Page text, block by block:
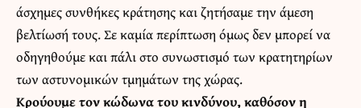
άσχημες συνθήκες κράτησης και ζητήσαμε την άμεση
βελτίωσή τους. Σε καμία περίπτωση όμως δεν μπορεί να
οδηγηθούμε και πάλι στο συνωστισμό των κρατητηρίων
των αστυνομικών τμημάτων της χώρας.
Κρούουμε τον κώδωνα του κινδύνου, καθόσον η